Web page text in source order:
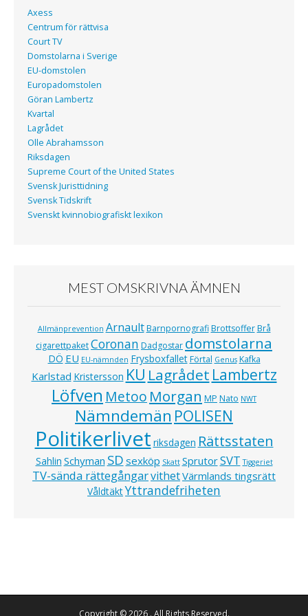
Axess
Centrum för rättvisa
Court TV
Domstolarna i Sverige
EU-domstolen
Europadomstolen
Göran Lambertz
Kvartal
Lagrådet
Olle Abrahamsson
Riksdagen
Supreme Court of the United States
Svensk Juristtidning
Svensk Tidskrift
Svenskt kvinnobiografiskt lexikon
MEST OMSKRIVNA ÄMNEN
Allmänprevention Arnault Barnpornografi Brottsoffer Brå
cigarettpaketCoronan Dadgostar domstolarna
DÖ EU EU-nämnden Frysboxfallet Förtal Genus Kafka
Karlstad Kristersson KU Lagrådet Lambertz
Löfven Metoo Morgan MP Nato NWT
Nämndemän POLISEN
Politikerlivet riksdagen Rättsstaten
Sahlin Schyman SD sexköp Skatt SprutorSVT Tiggeriet
TV-sända rättegångarvithetVärmlands tingsrätt
VåldtäktYttrandefriheten
Copyright © 2026. All Rights Reserved.